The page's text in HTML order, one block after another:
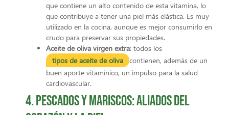
que contiene un alto contenido de esta vitamina, lo
que contribuye a tener una piel más elástica. Es muy
utilizado en la cocina, aunque es mejor consumirlo en
crudo para preservar sus propiedades.
Aceite de oliva virgen extra: todos los
tipos de aceite de oliva
contienen, además de un
buen aporte vitamínico, un impulso para la salud
cardiovascular.
4. Pescados y mariscos: aliados del